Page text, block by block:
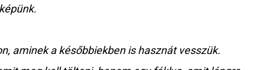
aminek a későbbiekben is hasznát vesszük.